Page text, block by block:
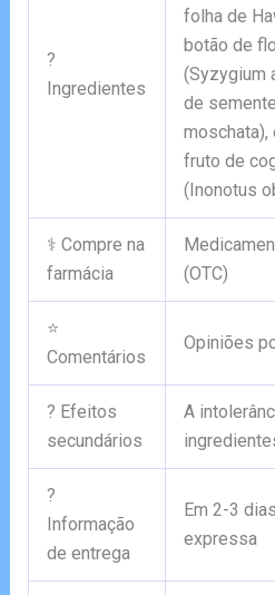
?
Ingredientes
folha de
botão de
(Syzygium
de
moschata),
fruto de
(Inonotus
⚕️ Compre na
farmácia
(OTC)
⭐
Comentários
Opiniões
? Efeitos
secundários
A
?
Informação
de entrega
Em 2-3
expressa